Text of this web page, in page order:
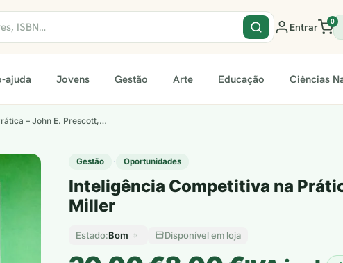
Entrar 0
ajuda Jovens Gestão Arte Educação Ciências
– John E. Prescott,…
Gestão · Oportunidades
Inteligência Competitiva na
Miller
Estado:Bom Disponível em loja